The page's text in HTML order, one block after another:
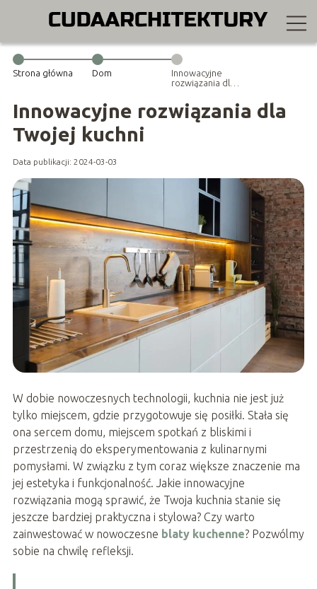
Strona główna Dom
Innowacyjne
rozwiązania dla
Innowacyjne rozwiązania dla
Twojej kuchni
Data publikacji: 2024-03-03
W dobie nowoczesnych technologii, kuchnia nie jest już
tylko miejscem, gdzie przygotowuje się posiłki. Stała się
ona sercem domu, miejscem spotkań z bliskimi i
przestrzenią do eksperymentowania z kulinarnymi
pomysłami. W związku z tym coraz większe znaczenie ma
jej estetyka i funkcjonalność. Jakie innowacyjne
rozwiązania mogą sprawić, że Twoja kuchnia stanie się
jeszcze bardziej praktyczna i stylowa? Czy warto
zainwestować w nowoczesne blaty kuchenne? Pozwólmy
sobie na chwilę refleksji.